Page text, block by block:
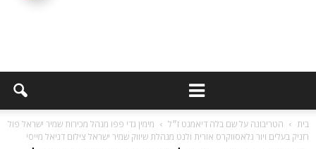
בית הטריבונה על שם בלה דיאמנט ז״ל
מימין גדי פפו מנהל מכירות שמיר ישראל פול
רזניק בעלים ויור גלאסווקרס אורית ולנט מנהלת שיווק שמיר ישראל צילום דניאל מייסי